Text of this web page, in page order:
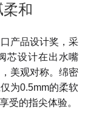
和
产品设计奖，采
芯设计在出水嘴
美观对称。绵密
为0.5mm的柔软
受的指尖体验。